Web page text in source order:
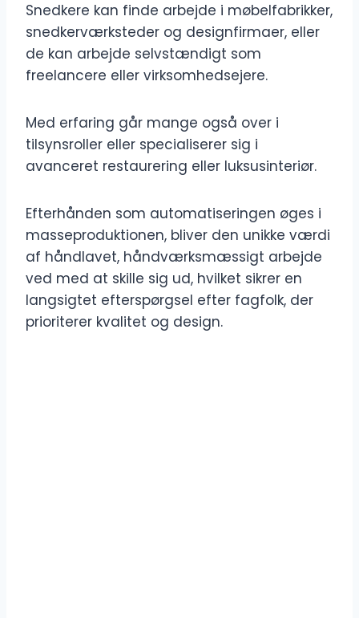
Snedkere kan finde arbejde i møbelfabrikker,
snedkerværksteder og designfirmaer, eller
de kan arbejde selvstændigt som
freelancere eller virksomhedsejere.
Med erfaring går mange også over i
tilsynsroller eller specialiserer sig i
avanceret restaurering eller luksusinteriør.
Efterhånden som automatiseringen øges i
masseproduktionen, bliver den unikke værdi
af håndlavet, håndværksmæssigt arbejde
ved med at skille sig ud, hvilket sikrer en
langsigtet efterspørgsel efter fagfolk, der
prioriterer kvalitet og design.